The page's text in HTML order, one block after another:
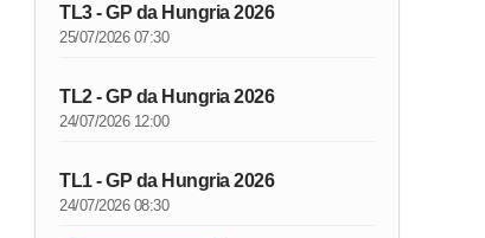
TL3 - GP da Hungria 2026
25/07/2026 07:30
TL2 - GP da Hungria 2026
24/07/2026 12:00
TL1 - GP da Hungria 2026
24/07/2026 08:30